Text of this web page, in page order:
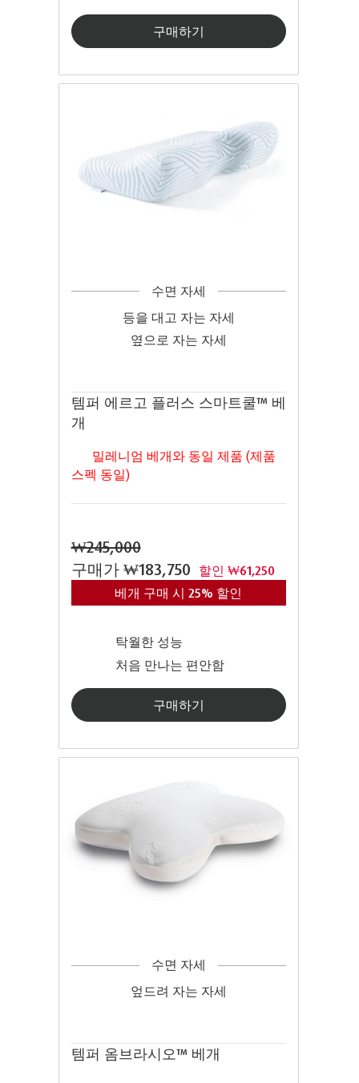
구매하기
수면 자세
등을 대고 자는 자세
옆으로 자는 자세
템퍼 에르고 플러스 스마트쿨™ 베
개
밀레니엄 베개와 동일 제품 (제품
스펙 동일)
₩245,000
구매가₩183,750 할인 ₩61,250
베개 구매 시 25% 할인
탁월한 성능
처음 만나는 편안함
구매하기
수면 자세
엎드려 자는 자세
템퍼 옴브라시오™ 베개